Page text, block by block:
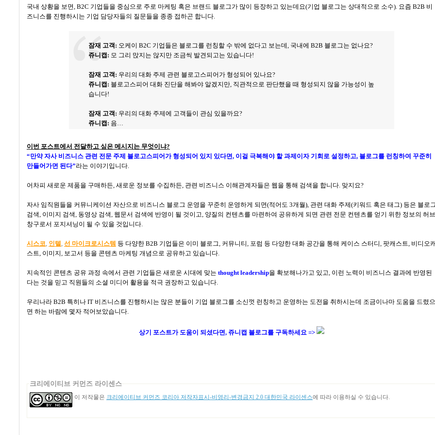
국내 상황을 보면, B2C 기업들을 중심으로 주로 마케팅 혹은 브랜드 블로그가 많이 등장하고 있는데요(기업 블로그는 상대적으로 소수). 요즘 B2B 비
즈니스를 진행하시는 기업 담당자들의 질문들을 종종 접하곤 합니다.
잠재 고객: 오케이 B2C 기업들은 블로그를 런칭할 수 밖에 없다고 보는데 국내에 B2B 블로그는 없나요?
쥬니캡: 모 그리 맍지는 않지만 조금씩 발견되고는 있습니다!
잠재 고객: 우리의 대화 주제 관련 블로고스피어가 형성되어 있나요?
쥬니캡: 블로고스피어 대화 진단을 해봐야 알겠지만, 직관적으로 판단했을 때 형성되지 않을 가능성이 높
습니다!
잠재 고객: 우리의 대화 주제에 고객들이 관심 있을까요?
쥬니캡: 음…
이번 포스트에서 전달하고 싶은 메시지는 무엇이냐?
“만약 자사 비즈니스 관련 전문 주제 블로고스피어가 형성되어 있지 있다면, 이걸 극복해야 할 과제이자 기회로 설정하고, 블로그를 런칭하여 꾸준히
만들어가면 된다”라는 이야기입니다.
어차피 새로운 제품을 구매하든, 새로운 정보를 수집하든, 관련 비즈니스 이해관계자들은 웹을 통해 검색을 합니다. 맞지요?
자사 임직원들을 커뮤니케이션 자산으로 비즈니스 블로그 운영을 꾸준히 운영하게 되면(적어도 3개월), 관련 대화 주제(키워드 혹은 태그) 등은 블로
검색, 이미지 검색, 동영상 검색, 웹문서 검색에 반영이 될 것이고, 양질의 컨텐츠를 마련하여 공유하게 되면 관련 전문 컨텐츠를 얻기 위한 정보의 허브
창구로서 포지셔닝이 될 수 있을 것입니다.
시스코, 인텔 , 선 마이크로시스템 등 다양한 B2B 기업들은 이미 블로그, 커뮤니티, 포럼 등 다양한 대화 공간을 통해 케이스 스터디, 팟캐스트, 비디오
스트, 이미지, 보고서 등을 콘텐츠 마케팅 개념으로 공유하고 있습니다.
지속적인 콘텐츠 공유 과정 속에서 관련 기업들은 새로운 시대에 맞는 thought leadership을 확보해나가고 있고, 이런 노력이 비즈니스 결과에 반영된
다는 것을 믿고 직원들의 소셜 미디어 활용을 적극 권장하고 있습니다.
우리나라 B2B 특히나 IT 비즈니스를 진행하시는 많은 분들이 기업 블로그를 소신껏 런칭하고 운영하는 도전을 취하시는데 조금이나마 도움을 드렸으
면 하는 바람에 몇자 적어보았습니다.
상기 포스트가 도움이 되셨다면, 쥬니캡 블로그를 구독하세요 =>
크리에이티브 커먼즈 라이센스
이 저작물은 크리에이티브 커먼즈 코리아 저작자표시-비영리-변경금지 2.0 대한민국 라이센스에 따라 이용하실 수 있습니다.